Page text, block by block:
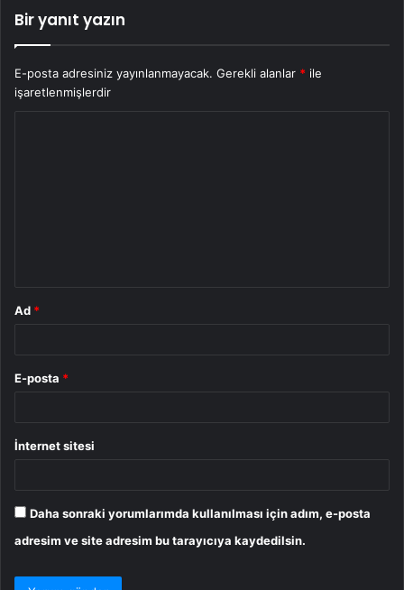
Bir yanıt yazın
E-posta adresiniz yayınlanmayacak. Gerekli alanlar * ile
işaretlenmişlerdir
Ad *
E-posta *
İnternet sitesi
Daha sonraki yorumlarımda kullanılması için adım, e-posta
adresim ve site adresim bu tarayıcıya kaydedilsin.